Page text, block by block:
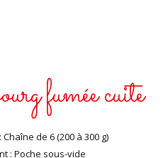
fumée cuite
de 6 (200 à 300 g)
: Poche sous-vide